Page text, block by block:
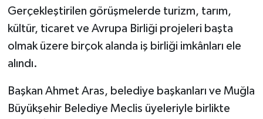
Gerçekleştirilen görüşmelerde turizm, tarım,
kültür, ticaret ve Avrupa Birliği projeleri başta
olmak üzere birçok alanda iş birliği imkânları ele
alındı.
Başkan Ahmet Aras, belediye başkanları ve Muğla
Büyükşehir Belediye Meclis üyeleriyle birlikte
İNSAN
İş Dünyası
Kadın